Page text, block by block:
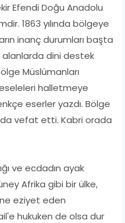
Efendi Doğu Anadolu
1863 yılında bölgeye
inanç durumları başta
alanlarda dini destek
Müslümanları
halletmeye
eserler yazdı. Bölge
vefat etti. Kabri orada
ve ecdadın ayak
Afrika gibi bir ülke,
eziyet eden
hukuken de olsa dur